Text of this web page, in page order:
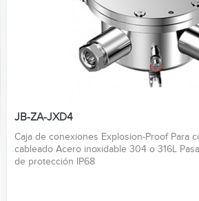
JB-ZA-JXD4
Caja de conexiones Explosion-Proof Para
cableado Acero inoxidable 304 o 316L
de protección IP68